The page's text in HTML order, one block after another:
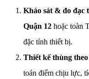
Khảo sát & đo đạc
Quận 12 hoặc toàn
đặc tính thiết bị.
Thiết kế thùng
toán điểm chịu lực,